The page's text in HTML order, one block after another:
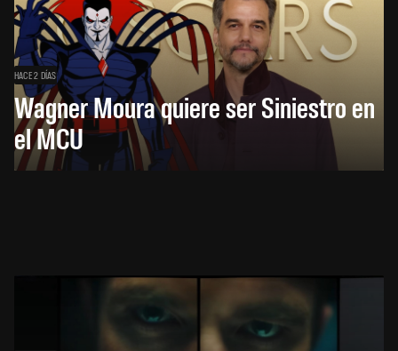
HACE 2 DÍAS
Wagner Moura quiere ser Siniestro en
el MCU